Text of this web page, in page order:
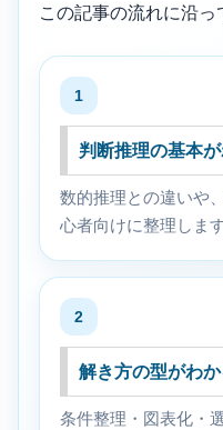
この記事の流れに沿っ
1
判断推理の基本
数的推理との違いや
心者向けに整理します
2
解き方の型がわか
条件整理・図表化・